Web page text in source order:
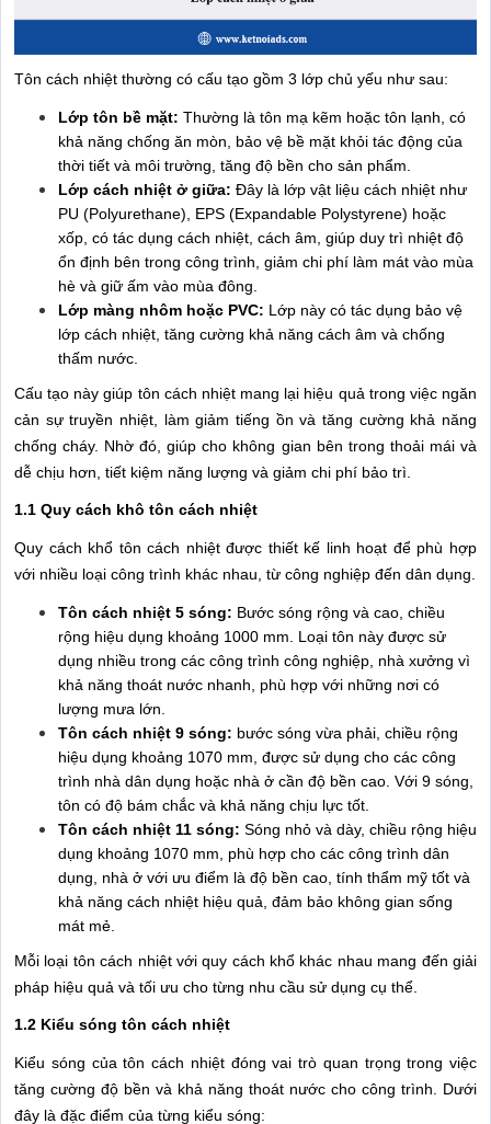
Tôn cách nhiệt thường có cấu tạo gồm 3 lớp chủ yếu như sau:
Lớp tôn bề mặt: Thường là tôn mạ kẽm hoặc tôn lạnh, có
khả năng chống ăn mòn, bảo vệ bề mặt khỏi tác động của
thời tiết và môi trường, tăng độ bền cho sản phẩm.
Lớp cách nhiệt ở giữa: Đây là lớp vật liệu cách nhiệt như
PU (Polyurethane), EPS (Expandable Polystyrene) hoặc
xốp, có tác dụng cách nhiệt, cách âm, giúp duy trì nhiệt độ
ổn định bên trong công trình, giảm chi phí làm mát vào mùa
hè và giữ ấm vào mùa đông.
Lớp màng nhôm hoặc PVC: Lớp này có tác dụng bảo vệ
lớp cách nhiệt, tăng cường khả năng cách âm và chống
thấm nước.
Cấu tạo này giúp tôn cách nhiệt mang lại hiệu quả trong việc ngăn
cản sự truyền nhiệt, làm giảm tiếng ồn và tăng cường khả năng
chống cháy. Nhờ đó, giúp cho không gian bên trong thoải mái và
dễ chịu hơn, tiết kiệm năng lượng và giảm chi phí bảo trì.
1.1 Quy cách khô tôn cách nhiệt
Quy cách khổ tôn cách nhiệt được thiết kế linh hoạt để phù hợp
với nhiều loại công trình khác nhau, từ công nghiệp đến dân dụng.
Tôn cách nhiệt 5 sóng: Bước sóng rộng và cao, chiều
rộng hiệu dụng khoảng 1000 mm. Loại tôn này được sử
dụng nhiều trong các công trình công nghiệp, nhà xưởng vì
khả năng thoát nước nhanh, phù hợp với những nơi có
lượng mưa lớn.
Tôn cách nhiệt 9 sóng: bước sóng vừa phải, chiều rộng
hiệu dụng khoảng 1070 mm, được sử dụng cho các công
trình nhà dân dụng hoặc nhà ở cần độ bền cao. Với 9 sóng,
tôn có độ bám chắc và khả năng chịu lực tốt.
Tôn cách nhiệt 11 sóng: Sóng nhỏ và dày, chiều rộng hiệu
dụng khoảng 1070 mm, phù hợp cho các công trình dân
dụng, nhà ở với ưu điểm là độ bền cao, tính thẩm mỹ tốt và
khả năng cách nhiệt hiệu quả, đảm bảo không gian sống
mát mẻ.
Mỗi loại tôn cách nhiệt với quy cách khổ khác nhau mang đến giải
pháp hiệu quả và tối ưu cho từng nhu cầu sử dụng cụ thể.
1.2 Kiểu sóng tôn cách nhiệt
Kiểu sóng của tôn cách nhiệt đóng vai trò quan trọng trong việc
tăng cường độ bền và khả năng thoát nước cho công trình. Dưới
đây là đặc điểm của từng kiểu sóng: